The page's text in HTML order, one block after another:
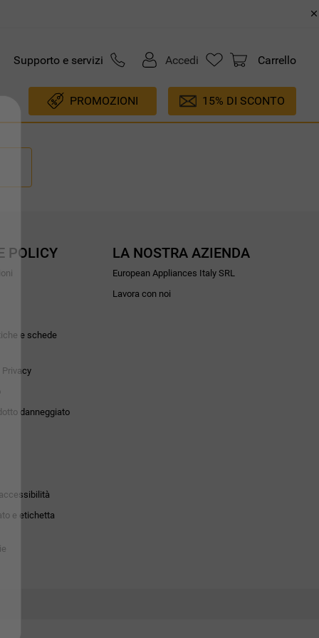
Supporto e servizi Accedi Carrello
PROMOZIONI 15% DI SCONTO
POLICY
e schede
danneggiato
e etichetta
LA NOSTRA AZIENDA
European Appliances Italy SRL
Lavora con noi